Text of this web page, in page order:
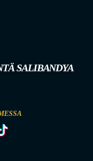
SALIBANDYA